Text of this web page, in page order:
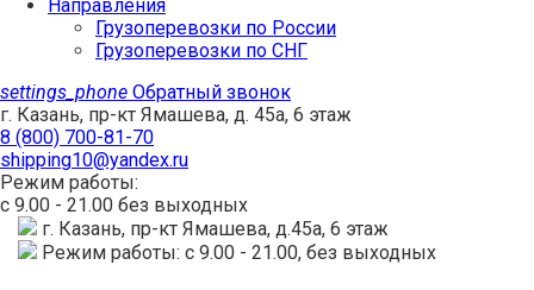
Направления
Грузоперевозки по России
Грузоперевозки по СНГ
settings_phone Обратный звонок
г. Казань, пр-кт Ямашева, д. 45а, 6 этаж
8 (800) 700-81-70
shipping10@yandex.ru
Режим работы:
с 9.00 - 21.00 без выходных
г. Казань, пр-кт Ямашева, д.45а, 6 этаж
Режим работы: с 9.00 - 21.00, без выходных